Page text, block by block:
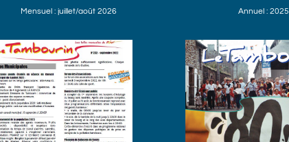
Mensuel : juillet/août 2026 Annuel : 2025